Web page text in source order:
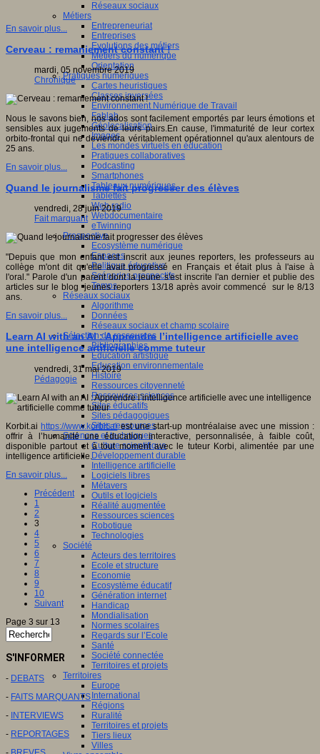
Réseaux sociaux
Métiers
Entrepreneuriat
Entreprises
Evolutions des métiers
Métiers du numérique
Orientation
Pratiques numériques
Cartes heuristiques
Classes inversées
Environnement Numérique de Travail
Fablab
Géolocalisation
Images
Les mondes virtuels en éducation
Pratiques collaboratives
Podcasting
Smartphones
Tableaux numériques
Tablettes
Web radio
Webdocumentaire
eTwinning
Prospective
Ecosystème numérique
Espaces
Politique éducative
Scénarios prospectifs
Temps
Réseaux sociaux
Algorithme
Données
Réseaux sociaux et champ scolaire
Sélection de ressources
Bibliographies
Education artistique
Education environnementale
Histoire
Ressources citoyenneté
Ressources sciences
Sites éducatifs
Sites pédagogiques
Sites ressources
Sciences et techniques
Culture scientifique
Développement durable
Intelligence artificielle
Logiciels libres
Métavers
Outils et logiciels
Réalité augmentée
Ressources sciences
Robotique
Technologies
Société
Acteurs des territoires
Ecole et structure
Economie
Ecosystème éducatif
Génération internet
Handicap
Mondialisation
Normes scolaires
Regards sur l’Ecole
Santé
Société connectée
Territoires et projets
Territoires
Europe
International
Régions
Ruralité
Territoires et projets
Tiers lieux
Villes
En savoir plus...
Cerveau : remaniement constant !
mardi, 05 novembre 2019
Chronique
Nous le savons bien, nos ados sont facilement emportés par leurs émotions et
sensibles aux jugements de leurs pairs.En cause, l'immaturité de leur cortex
orbito-frontal qui ne deviendra véritablement opérationnel qu'aux alentours de
25 ans.
En savoir plus...
Quand le journalisme fait progresser des élèves
vendredi, 28 juin 2019
Fait marquant
"Depuis que mon enfant est inscrit aux jeunes reporters, les professeurs au
collège m'ont dit qu'elle avait progressé en Français et était plus à l'aise à
l'oral." Parole d'un parent dont la jeune s'est inscrite l'an dernier et publie des
articles sur le blog jeunes reporters 13/18 après avoir commencé sur le 8/13
ans.
En savoir plus...
Learn AI with an AI : Apprendre l’intelligence artificielle avec
une intelligence artificielle comme tuteur
vendredi, 31 mai 2019
Pédagogie
Korbit.aihttps://www.korbit.aiest une start-up montréalaise avec une mission :
offrir à l’humanité une éducation interactive, personnalisée, à faible coût,
disponible partout et à tout moment avec le tuteur Korbi, alimentée par une
intelligence artificielle.
En savoir plus...
Précédent
1
2
3
4
5
6
7
8
9
10
Suivant
Page 3 sur 13
S'INFORMER
- DEBATS
- FAITS MARQUANTS
- INTERVIEWS
- REPORTAGES